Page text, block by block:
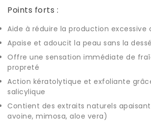
Points forts :
Aide à réduire la production excessive
Apaise et adoucit la peau sans la
Offre une sensation immédiate de
propreté
Action kératolytique et exfoliante
salicylique
Contient des extraits naturels
avoine, mimosa, aloe vera)